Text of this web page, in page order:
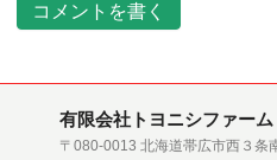
コメントを書く
有限会社トヨニシファーム
〒080-0013 北海道帯広市西３条